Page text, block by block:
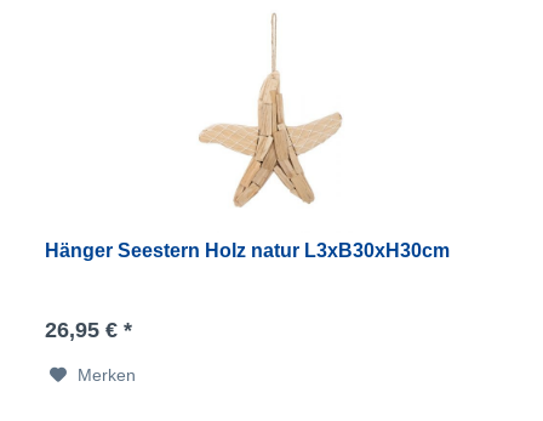
Hänger Seestern Holz natur L3xB30xH30cm
26,95 € *
Merken